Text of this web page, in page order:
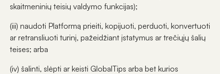
skaitmeninių teisių valdymo funkcijas);
(iii) naudoti Platformą prieiti, kopijuoti, perduoti, konvertuoti
ar retransliuoti turinį, pažeidžiant įstatymus ar trečiųjų šalių
teises; arba
(iv) šalinti, slėpti ar keisti GlobalTips arba bet kurios